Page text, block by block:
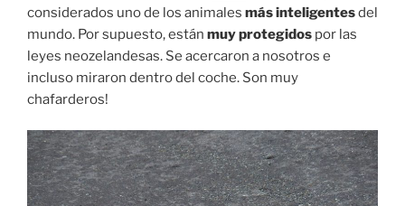
considerados uno de los animales más inteligentesdel
mundo. Por supuesto, están muy protegidos por las
leyes neozelandesas. Se acercaron a nosotros e
incluso miraron dentro del coche. Son muy
chafarderos!